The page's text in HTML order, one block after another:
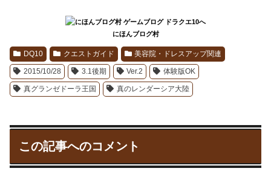
にほんブログ村
DQ10 クエストガイド 美容院・ドレスアップ関連
2015/10/28 3.1後期 Ver.2 体験版OK
真グランゼドーラ王国 真のレンダーシア大陸
この記事へのコメント